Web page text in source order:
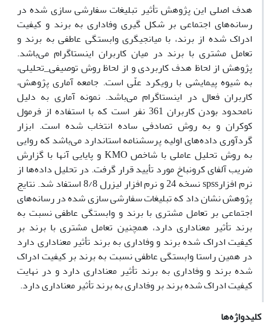
هدف اصلی این پژوهش تأثیر تبلیغات سفارشی سازی شده در
رسانه‌های اجتماعی بر شکل گیری وفاداری به برند و کیفیت
ادراک شده از برند، با میانجیگری وابستگی عاطفی به برند و
تعامل مشتری با برند در میان کاربران اینستاگرام می‌باشد.
پژوهش از لحاظ هدف کاربردی و از لحاظ روش توصیفی_تحلیلی،
به شیوه پیمایشی با رویکرد علّی است. جامعه آماری پژوهش،
کاربران فعال در اینستاگرام می‌باشد. نمونه آماری به دلیل
نامحدود بودن کاربران 361 نفر است که با استفاده از فرمول
کوکران و به روش تصادفی ساده انتخاب شده است. ابزار
گردآوری داده‌های اولیه پرسشنامه استاندارد می‌باشد که روایی
به روش تحلیل عاملی با شاخص KMO و پایایی آنها با گزارش
ضریب آلفای کرونباخ مورد تأیید قرار گرفت. در تحلیل داده‌ها از
نرم افزارspss نسخه 24 و نرم افزار لیزرل 8/8 استفاد شد. نتایج
پژوهش نشان داد که تبلیغات سفارشی سازی شده در رسانه‌های
اجتماعی بر تعامل مشتری با برند و وابستگی عاطفی نسبت به
برند تأثیر معناداری دارد، همچنین تعامل مشتری با برند بر
کیفیت ادراک شده برند و وفاداری به برند تأثیر معناداری دارد
در همین راستا وابستگی عاطفی نسبت به برند بر کیفیت ادراک
شده برند و وفاداری به برند تأثیر معناداری دارد و در نهایت
کیفیت ادراک شده برند بر وفاداری به برند تأثیر معناداری دارد.
کلیدواژه‌ها